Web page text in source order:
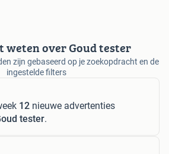
weten over Goud tester
zijn gebaseerd op je zoekopdracht en de
ingestelde filters
12 nieuwe advertenties
tester.